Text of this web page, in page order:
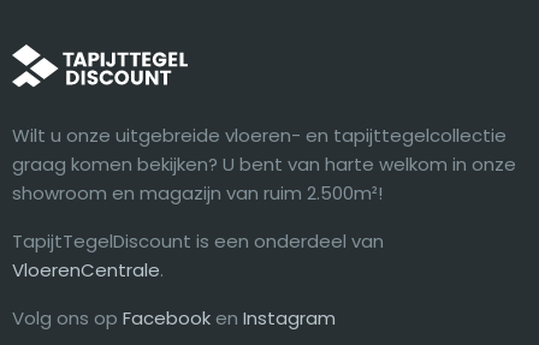
Wilt u onze uitgebreide vloeren- en tapijttegelcollectie
graag komen bekijken? U bent van harte welkom in onze
showroom en magazijn van ruim 2.500m²!
TapijtTegelDiscount is een onderdeel van
VloerenCentrale.
Volg ons op Facebook en Instagram